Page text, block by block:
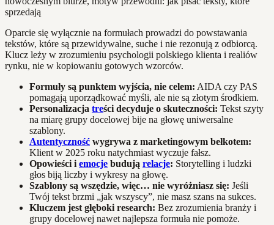
Oparcie się wyłącznie na formułach prowadzi do powstawania
tekstów, które są przewidywalne, suche i nie rezonują z odbiorcą.
Klucz leży w zrozumieniu psychologii polskiego klienta i realiów
rynku, nie w kopiowaniu gotowych wzorców.
Formuły są punktem wyjścia, nie celem: AIDA czy PAS
pomagają uporządkować myśli, ale nie są złotym środkiem.
Personalizacja treści decyduje o skuteczności: Tekst szyty
na miarę grupy docelowej bije na głowę uniwersalne
szablony.
Autentyczność wygrywa z marketingowym bełkotem:
Klient w 2025 roku natychmiast wyczuje fałsz.
Opowieści i emocje budują relacje: Storytelling i ludzki
głos biją liczby i wykresy na głowę.
Szablony są wszędzie, więc… nie wyróżniasz się: Jeśli
Twój tekst brzmi „jak wszyscy”, nie masz szans na sukces.
Kluczem jest głęboki research: Bez zrozumienia branży i
grupy docelowej nawet najlepsza formuła nie pomoże.